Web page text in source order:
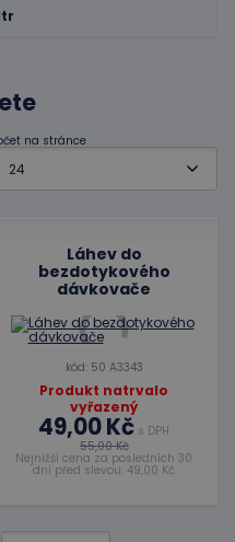
na stránce
Láhev do
bezdotykového
dávkovače
kód: 50 A3343
Produkt natrvalo
vyřazený
49,00 Kč s DPH
55,00 Kč
Nejnižší cena za posledních 30
dní před slevou: 49,00 Kč